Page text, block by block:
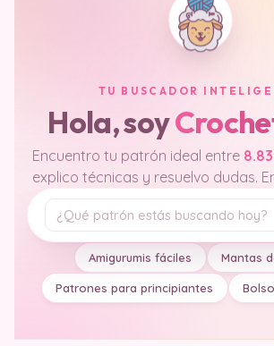
TU BUSCADOR
Hola, soy
Encuentro tu patrón ideal entre
explico técnicas y resuelvo dudas.
Tu pregunta
Amigurumis fáciles Mantas
Patrones para principiantes